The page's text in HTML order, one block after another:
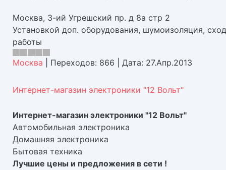
Москва, 3-ий Угрешский пр. д 8а стр 2
Установкой доп. оборудования, шумоизоляция,
работы
Москва Переходов: 866 Дата: 27.Апр.2013
Интернет-магазин электроники "12 Вольт"
Интернет-магазин электроники "12 Вольт"
Автомобильная электроника
Домашняя электроника
Бытовая техника
Лучшие цены и предложения в сети !